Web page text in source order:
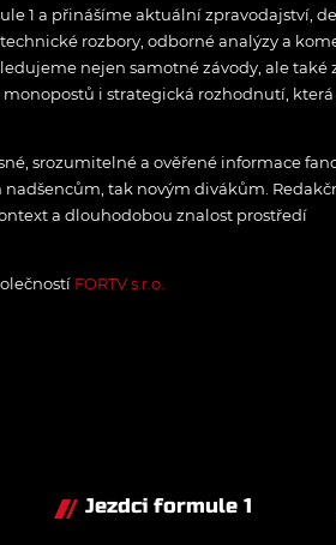
1 a přinášíme aktuální zpravodajství,
rozbory, odborné analýzy a
nejen samotné závody, ale také
i strategická rozhodnutí,
srozumitelné a ověřené informace
tak novým divákům.
a dlouhodobou znalost prostředí
FORTV s.r.o.
Jezdci formule 1